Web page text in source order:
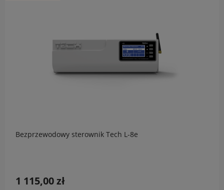
Bezprzewodowy sterownik Tech L-8e
1 115,00 zł